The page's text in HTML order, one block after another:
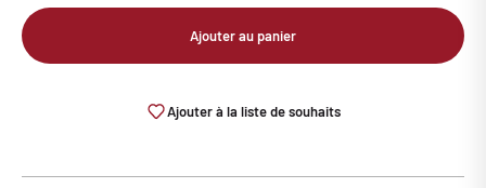
Ajouter au panier
Ajouter à la liste de souhaits